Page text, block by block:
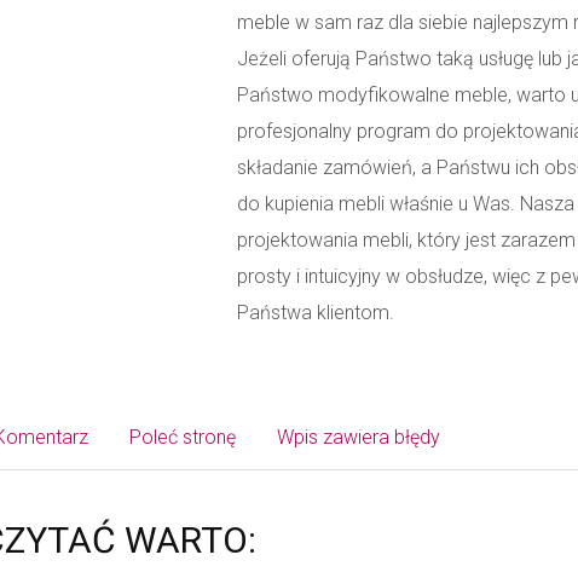
meble w sam raz dla siebie
Jeżeli oferują Państwo taką usługę lub
Państwo modyfikowalne meble, warto
profesjonalny program do
składanie zamówień, a Państwu ich
do kupienia mebli właśnie u Was.
projektowania mebli, który jest
prosty i intuicyjny w obsłudze, więc z
Państwa klientom.
Poleć stronę Wpis zawiera błędy
WARTO: